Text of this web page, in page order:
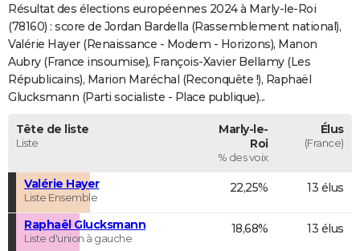
S'inscrire
Se connecter
Lycées
Collèges
Primaires
Universités
Entreprises
Service militaire
Avis de recherche
AVIS DE DÉCÈS
FORUM
Bricolage
Lifestyle
Culture
SportAuto
Television
Voyage
Cinema
Résultat des élections européennes 2024 à Marly-le-Roi
(78160) : score de Jordan Bardella (Rassemblement national),
Valérie Hayer (Renaissance - Modem - Horizons), Manon
Aubry (France insoumise), François-Xavier Bellamy (Les
Républicains), Marion Maréchal (Reconquête !), Raphaël
Glucksmann (Parti socialiste - Place publique)...
Tête de liste
Liste
Marly-le-
Roi
% des voix
Élus
(France)
Valérie Hayer
Liste Ensemble
22,25% 13 élus
Raphaël Glucksmann
Liste d'union à gauche
18,68% 13 élus